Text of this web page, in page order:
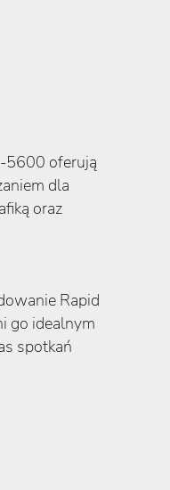
5600 oferują
dla
oraz
Rapid
go idealnym
spotkań